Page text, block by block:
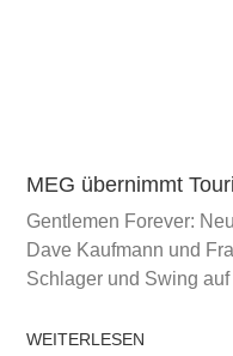
MEG übernimmt
Gentlemen Forever:
Dave Kaufmann und
Schlager und Swing
WEITERLESEN